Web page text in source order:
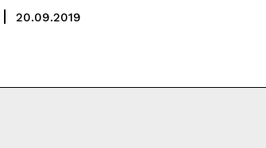
20.09.2019